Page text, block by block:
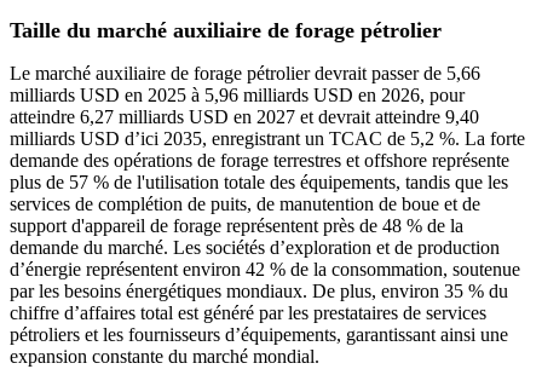
Taille du marché auxiliaire de forage pétrolier
Le marché auxiliaire de forage pétrolier devrait passer de 5,66
milliards USD en 2025 à 5,96 milliards USD en 2026, pour
atteindre 6,27 milliards USD en 2027 et devrait atteindre 9,40
milliards USD d’ici 2035, enregistrant un TCAC de 5,2 %. La forte
demande des opérations de forage terrestres et offshore représente
plus de 57 % de l'utilisation totale des équipements, tandis que les
services de complétion de puits, de manutention de boue et de
support d'appareil de forage représentent près de 48 % de la
demande du marché. Les sociétés d’exploration et de production
d’énergie représentent environ 42 % de la consommation, soutenue
par les besoins énergétiques mondiaux. De plus, environ 35 % du
chiffre d’affaires total est généré par les prestataires de services
pétroliers et les fournisseurs d’équipements, garantissant ainsi une
expansion constante du marché mondial.